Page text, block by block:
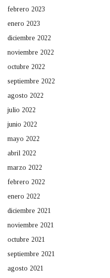
febrero 2023
enero 2023
diciembre 2022
noviembre 2022
octubre 2022
septiembre 2022
agosto 2022
julio 2022
junio 2022
mayo 2022
abril 2022
marzo 2022
febrero 2022
enero 2022
diciembre 2021
noviembre 2021
octubre 2021
septiembre 2021
agosto 2021